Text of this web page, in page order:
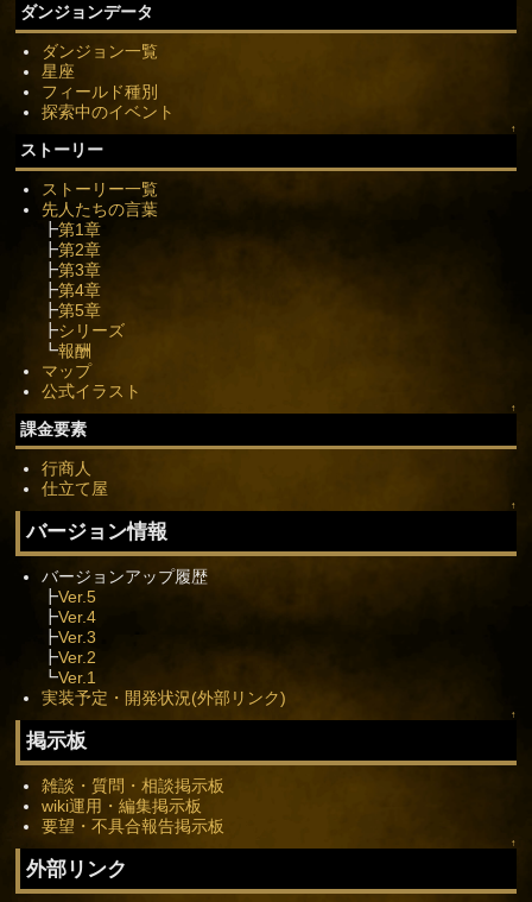
ダンジョンデータ
ダンジョン一覧
星座
フィールド種別
探索中のイベント
↑
ストーリー
ストーリー一覧
先人たちの言葉
┣第1章
┣第2章
┣第3章
┣第4章
┣第5章
┣シリーズ
┗報酬
マップ
公式イラスト
↑
課金要素
行商人
仕立て屋
↑
バージョン情報
バージョンアップ履歴
┣Ver.5
┣Ver.4
┣Ver.3
┣Ver.2
┗Ver.1
実装予定・開発状況(外部リンク)
↑
掲示板
雑談・質問・相談掲示板
wiki運用・編集掲示板
要望・不具合報告掲示板
↑
外部リンク